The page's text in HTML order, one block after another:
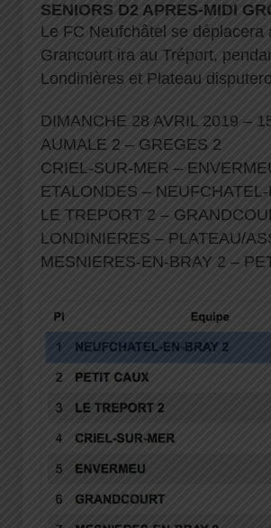
SENIORS D2 APRES-MIDI
Le FC Neufchâtel se
Grancourt ira au Tréport,
Londinières et Plateau
DIMANCHE 28 AVRIL 2019 –
AUMALE 2 – GREGES 2
CRIEL-SUR-MER –
ETALONDES –
LE TREPORT 2 –
LONDINIERES – PLATEAU/
MESNIERES-EN-BRAY 2 –